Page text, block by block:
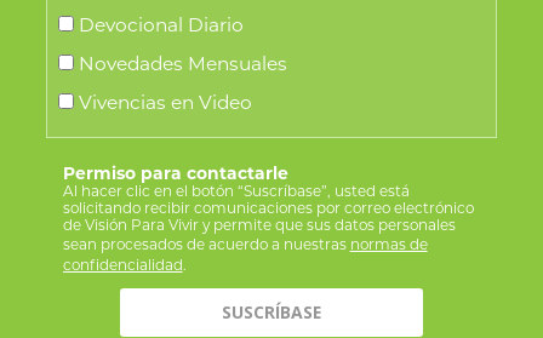
Devocional Diario
Novedades Mensuales
Vivencias en Video
Permiso para contactarle
Al hacer clic en el botón “Suscríbase”, usted está
solicitando recibir comunicaciones por correo electrónico
de Visión Para Vivir y permite que sus datos personales
sean procesados de acuerdo a nuestras normas de
confidencialidad.